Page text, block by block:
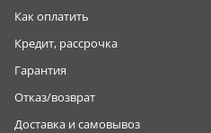
Как оплатить
Кредит, рассрочка
Гарантия
Отказ/возврат
Доставка и самовывоз